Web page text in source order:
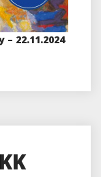
22.11.2024